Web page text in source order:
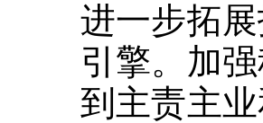
进一步拓
引擎。加
到主责主